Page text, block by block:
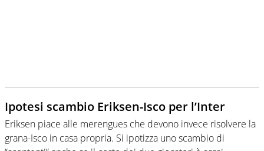
Ipotesi scambio Eriksen-Isco per l’Inter
Eriksen piace alle merengues che devono invece risolvere la
grana-Isco in casa propria. Si ipotizza uno scambio di